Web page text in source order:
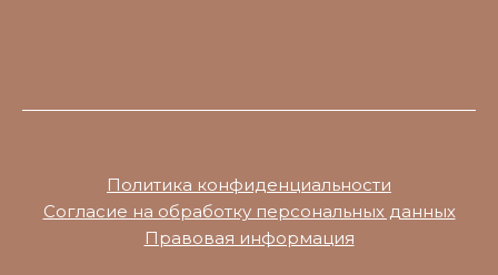
Политика конфиденциальности
Согласие на обработку персональных данных
Правовая информация